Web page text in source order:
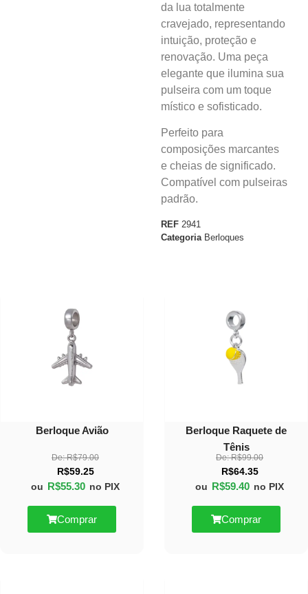
da lua totalmente
cravejado, representando
intuição, proteção e
renovação. Uma peça
elegante que ilumina sua
pulseira com um toque
místico e sofisticado.
Perfeito para
composições marcantes
e cheias de significado.
Compatível com pulseiras
padrão.
REF 2941
Categoria Berloques
Berloque Avião
De:R$79.00
R$59.25
ou R$55.30 no PIX
Comprar
Berloque Raquete de
Tênis
De:R$99.00
R$64.35
ou R$59.40 no PIX
Comprar